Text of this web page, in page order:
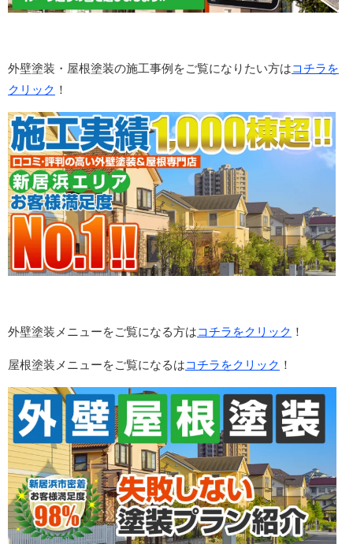
外壁塗装・屋根塗装の施工事例をご覧になりたい方はコチラを
クリック ！
外壁塗装メニューをご覧になる方はコチラをクリック ！
屋根塗装メニューをご覧になるはコチラをクリック ！